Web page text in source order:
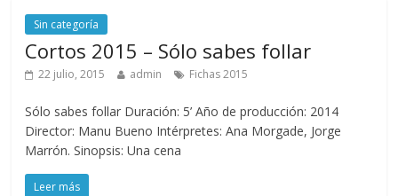
Sin categoría
Cortos 2015 – Sólo sabes follar
22 julio, 2015 admin Fichas 2015
Sólo sabes follar Duración: 5’ Año de producción: 2014
Director: Manu Bueno Intérpretes: Ana Morgade, Jorge
Marrón. Sinopsis: Una cena
Leer más